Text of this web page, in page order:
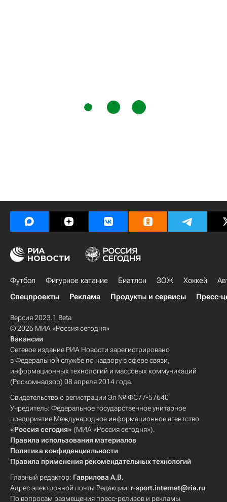
Футбол Фигурное катание Биатлон ЗОЖ Хоккей
Спецпроекты
Реклама Продукты и сервисы Пресс-
Версия 2023.1 Beta
© 2026 МИА «Россия сегодня»
Вакансии
Сетевое издание РИА Новости зарегистрировано
в Федеральной службе по надзору в сфере связи,
информационных технологий и массовых коммуникаций
(Роскомнадзор) 08 апреля 2014 года.
Свидетельство о регистрации Эл № ФС77-57640
Учредитель: Федеральное государственное унитарное
предприятие Международное информационное агентство
«Россия сегодня» (МИА «Россия сегодня»).
Правила использования материалов
Политика конфиденциальности
Правила применения рекомендательных технологий
Главный редактор: Гаврилова А.В.
Адрес электронной почты Редакции: r-sport.internet@ria.ru
По вопросам размещения пресс-релизов и рекламы